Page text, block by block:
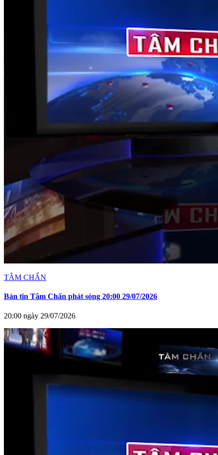
TÂM CHẤN
Bản tin Tâm Chấn phát sóng 20:00 29/07/2026
20:00 ngày 29/07/2026